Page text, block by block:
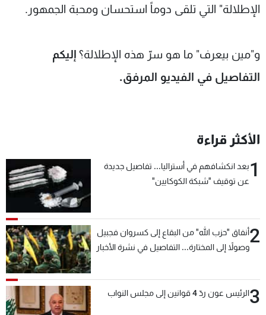
الإطلالة" التي تلقى دوماً استحسان ومحبة الجمهور.
و"مين بيعرف" ما هو سرّ هذه الإطلالة؟ إليكم
التفاصيل في الفيديو المرفق.
الأكثر قراءة
1بعد انكشافهم في أستراليا... تفاصيل جديدة
عن توقيف "شبكة الكوكايين"
2أنفاق "حزب الله" من البقاع إلى كسروان فجبيل
وصولاً إلى المختارة... التفاصيل في نشرة الأخبار
3الرئيس عون ردّ 4 قوانين إلى مجلس النواب